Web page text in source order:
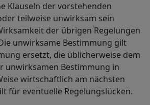
Klauseln der vorstehenden
teilweise unwirksam sein
der übrigen Regelungen
unwirksame Bestimmung gilt
ersetzt, die üblicherweise dem
unwirksamen Bestimmung in
wirtschaftlich am nächsten
für eventuelle Regelungslücken.